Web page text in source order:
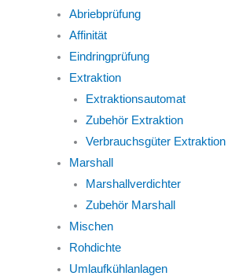
Abriebprüfung
Affinität
Eindringprüfung
Extraktion
Extraktionsautomat
Zubehör Extraktion
Verbrauchsgüter Extraktion
Marshall
Marshallverdichter
Zubehör Marshall
Mischen
Rohdichte
Umlaufkühlanlagen